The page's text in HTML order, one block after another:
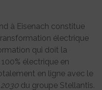
à Eisenach constitue
électrique
qui doit la
électrique en
en ligne avec le
du groupe Stellantis.